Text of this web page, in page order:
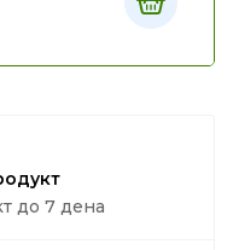
до 7 дена